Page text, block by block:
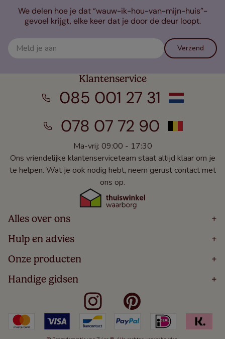
We delen hoe je dat “wauw-ik-hou-van-mijn-huis”-
gevoel krijgt, elke keer dat je door de deur loopt.
Verzend
Klantenservice
085 001 27 31
078 07 72 90
Ma-vrij: 09:00 - 17:30
Ons vriendelijke klantenserviceteam staat altijd klaar om je
te helpen. Wat je ook nodig hebt, neem gerust contact met
ons op.
Alles over ons +
Home
Over
Bestellen
Winacties
Veelgestelde Vragen
Hulp en advies +
Volg Je Bestelling
Levering
5 Jaar Garantie
Algemene Voorwaarden
Kindveiligheid
Cookies
Onze producten +
Houten Jaloezieën
Rolgordijnen
Verticale Jaloezieën
Duo Rolgordijnen
Duo Plisségordijnen
Handige gidsen +
Meten Voor Raamdecoratie
Badkamer Raamdecoratie
Slaapkamer Raamdecoratie
Keuken Raamdecoratie